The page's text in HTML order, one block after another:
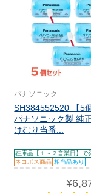
パナソニック
SH384552520 【5
パナソニック製 純
けむり当番...
在庫品【１～２営業日】で
ネコポス商品 相当品あり